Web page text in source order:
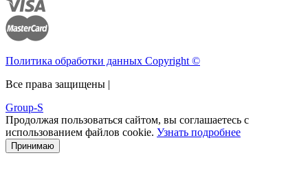
Политика обработки данных Copyright ©
Все права защищены |
Group-S
Продолжая пользоваться сайтом, вы соглашаетесь с
использованием файлов cookie. Узнать подробнее
Принимаю